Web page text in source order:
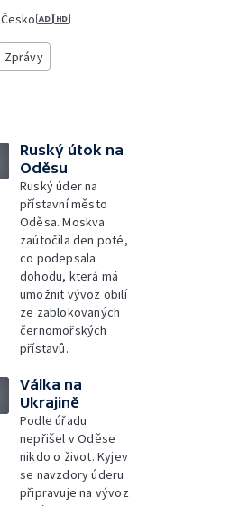
Česko
Zprávy
Ruský útok na
Oděsu
Ruský úder na
přístavní město
Oděsa. Moskva
zaútočila den poté,
co podepsala
dohodu, která má
umožnit vývoz obilí
ze zablokovaných
černomořských
přístavů.
Válka na
Ukrajině
Podle úřadu
nepřišel v Oděse
nikdo o život. Kyjev
se navzdory úderu
připravuje na vývoz